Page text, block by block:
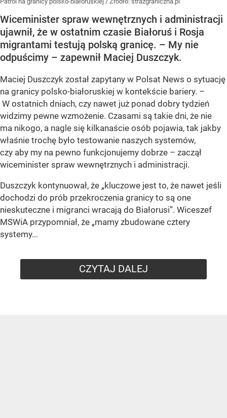
Wiceminister spraw wewnętrznych i administracji
ujawnił, że w ostatnim czasie Białoruś i Rosja
migrantami testują polską granicę. – My nie
odpuścimy – zapewnił Maciej Duszczyk.
Maciej Duszczyk został zapytany w Polsat News o sytuację
na granicy polsko-białoruskiej w kontekście bariery. –
W ostatnich dniach, czy nawet już ponad dobry tydzień
widzimy pewne wzmożenie. Czasami są takie dni, że nie
ma nikogo, a nagle się kilkanaście osób pojawia, tak jakby
właśnie trochę było testowanie naszych systemów,
czy aby my na pewno funkcjonujemy dobrze – zaczął
wiceminister spraw wewnętrznych i administracji.
Duszczyk kontynuował, że „kluczowe jest to, że nawet jeśli
dochodzi do prób przekroczenia granicy to są one
nieskuteczne i migranci wracają do Białorusi”. Wiceszef
MSWiA przypomniał, że „mamy zbudowane cztery
systemy...
CZYTAJ DALEJ